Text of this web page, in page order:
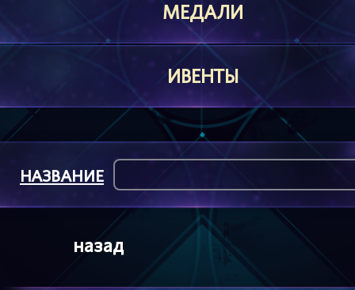
МЕДАЛИ
ИВЕНТЫ
назад
НАЗВАНИЕ